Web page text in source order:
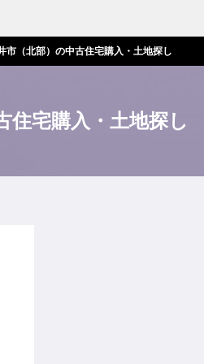
市（北部）の中古住宅購入・土地探し
住宅購入・土地探し